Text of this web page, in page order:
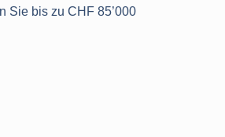
Sie bis zu CHF 85’000